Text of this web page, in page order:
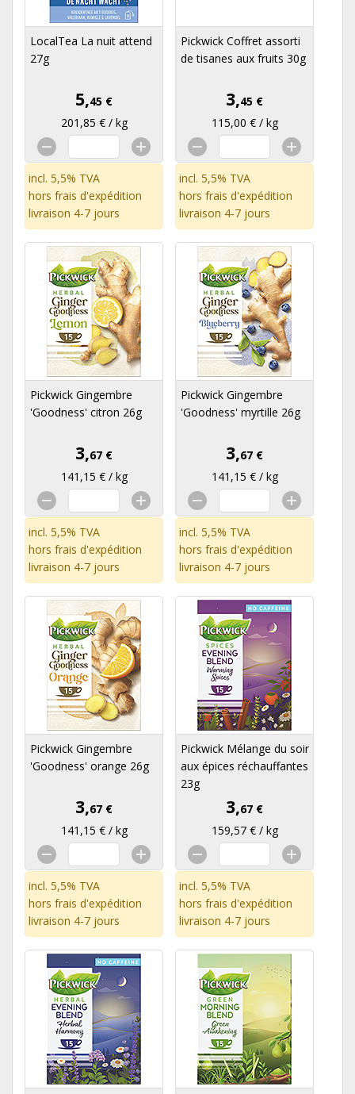
LocalTea La nuit attend
27g
5,45 €
201,85 € / kg
incl. 5,5% TVA
hors frais d'expédition
livraison 4-7 jours
Pickwick Coffret assorti
de tisanes aux fruits 30g
3,45 €
115,00 € / kg
incl. 5,5% TVA
hors frais d'expédition
livraison 4-7 jours
Pickwick Gingembre
'Goodness' citron 26g
3,67 €
141,15 € / kg
incl. 5,5% TVA
hors frais d'expédition
livraison 4-7 jours
Pickwick Gingembre
'Goodness' myrtille 26g
3,67 €
141,15 € / kg
incl. 5,5% TVA
hors frais d'expédition
livraison 4-7 jours
Pickwick Gingembre
'Goodness' orange 26g
3,67 €
141,15 € / kg
incl. 5,5% TVA
hors frais d'expédition
livraison 4-7 jours
Pickwick Mélange du soir
aux épices réchauffantes
23g
3,67 €
159,57 € / kg
incl. 5,5% TVA
hors frais d'expédition
livraison 4-7 jours